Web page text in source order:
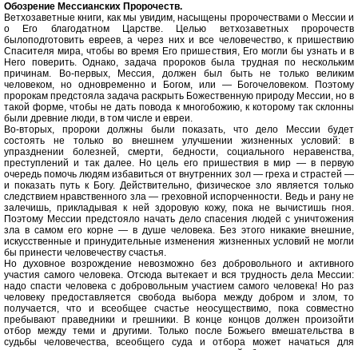
Обозрение Мессианских Пророчеств.
Ветхозаветные книги, как мы увидим, насыщены пророчествами о Мессии и
о Его благодатном Царстве. Целью ветхозаветных пророчеств
былоподготовить евреев, а через них и все человечество, к пришествию
Спасителя мира, чтобы во время Его пришествия, Его могли бы узнать и в
Него поверить. Однако, задача пророков была трудная по нескольким
причинам. Во-первых, Мессия, должен был быть не только великим
человеком, но одновременно и Богом, или — Богочеловеком. Поэтому
пророкам предстояла задача раскрыть Божественную природу Мессии, но в
такой форме, чтобы не дать повода к многобожию, к которому так склонны
были древние люди, в том числе и евреи.
Во-вторых, пророки должны были показать, что дело Мессии будет
состоять не только во внешнем улучшении жизненных условий: в
упразднении болезней, смерти, бедности, социального неравенства,
преступлений и так далее. Но цель его пришествия в мир — в первую
очередь помочь людям избавиться от внутренних зол — греха и страстей —
и показать путь к Богу. Действительно, физическое зло является только
следствием нравственного зла — греховной испорченности. Ведь и рану не
залечишь, прикладывая к ней здоровую кожу, пока не вычистишь гноя.
Поэтому Мессии предстояло начать дело спасения людей с уничтожения
зла в самом его корне — в душе человека. Без этого никакие внешние,
искусственные и принудительные изменения жизненных условий не могли
бы принести человечеству счастья.
Но духовное возрождение невозможно без добровольного и активного
участия самого человека. Отсюда вытекает и вся трудность дела Мессии:
надо спасти человека с добровольным участием самого человека! Но раз
человеку предоставляется свобода выбора между добром и злом, то
получается, что и всеобщее счастье неосуществимо, пока совместно
пребывают праведники и грешники. В конце концов должен произойти
отбор между теми и другими. Только после Божьего вмешательства в
судьбы человечества, всеобщего суда и отбора может начаться для